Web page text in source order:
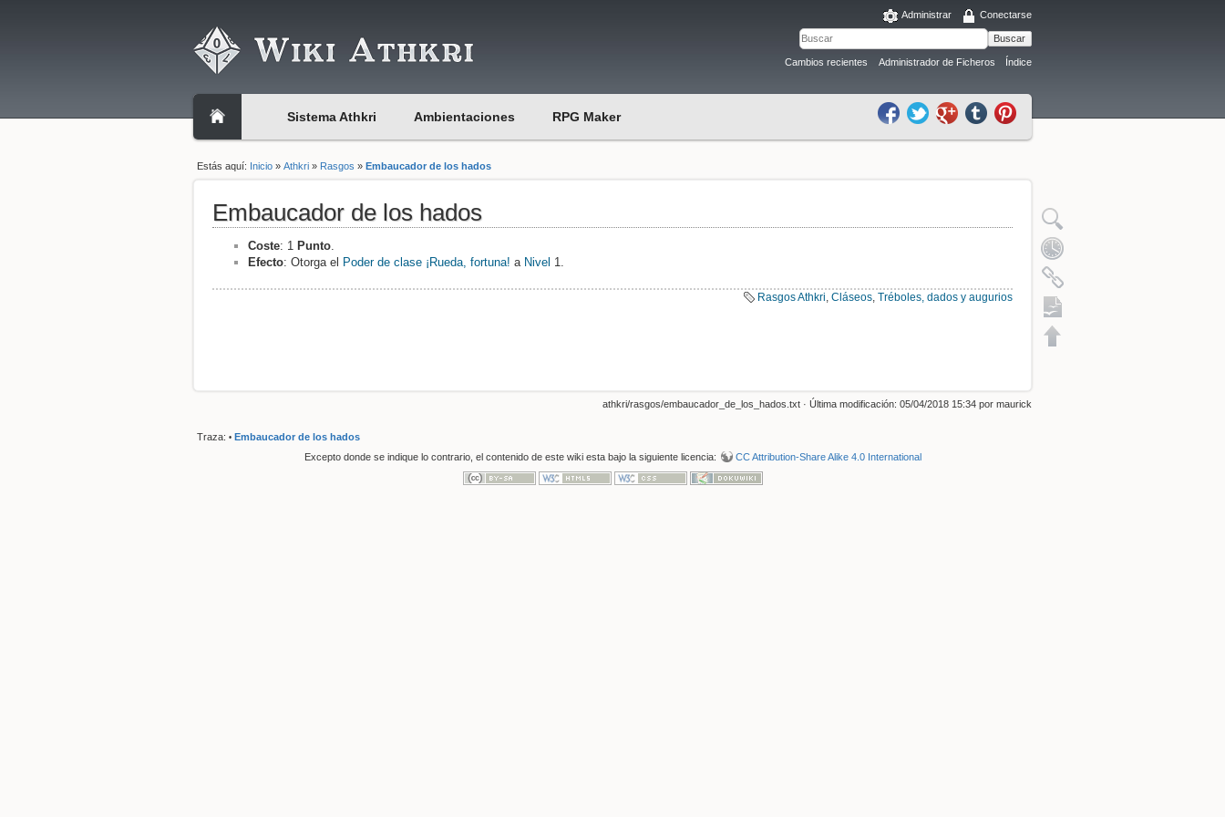
Administrar Conectarse
Buscar
Cambios recientes Administrador de Ficheros Índice
Sistema Athkri Ambientaciones RPG Maker
Estás aquí: Inicio »Athkri » Rasgos »Embaucador de los hados
Embaucador de los hados
Coste: 1 Punto.
Efecto: Otorga el Poder de clase ¡Rueda, fortuna! a Nivel 1.
Rasgos Athkri Cláseos Tréboles, dados y augurios
athkri/rasgos/embaucador_de_los_hados.txt · Última modificación: 05/04/2018 15:34 por maurick
Traza: • Embaucador de los hados
Excepto donde se indique lo contrario, el contenido de este wiki esta bajo la siguiente licencia:
CC Attribution-Share Alike 4.0 International